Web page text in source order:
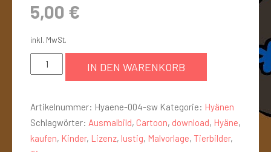
5,00 €
inkl. MwSt.
IN DEN WARENKORB
Artikelnummer: Hyaene-004-sw Kategorie: Hyänen
Schlagwörter: Ausmalbild, Cartoon, download, Hyäne,
kaufen, Kinder, Lizenz, lustig, Malvorlage, Tierbilder,